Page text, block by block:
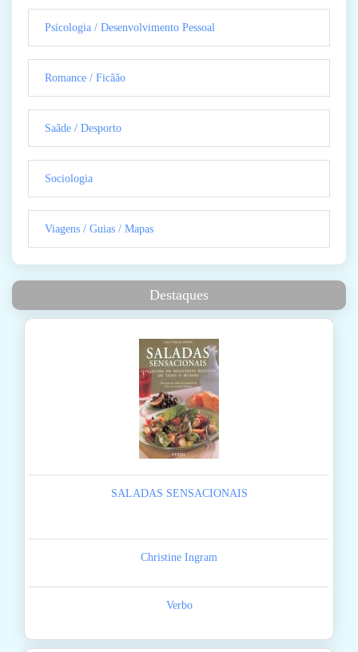
Psicologia / Desenvolvimento Pessoal
Romance / Ficãão
Saãde / Desporto
Sociologia
Viagens / Guias / Mapas
Destaques
SALADAS SENSACIONAIS
Christine Ingram
Verbo